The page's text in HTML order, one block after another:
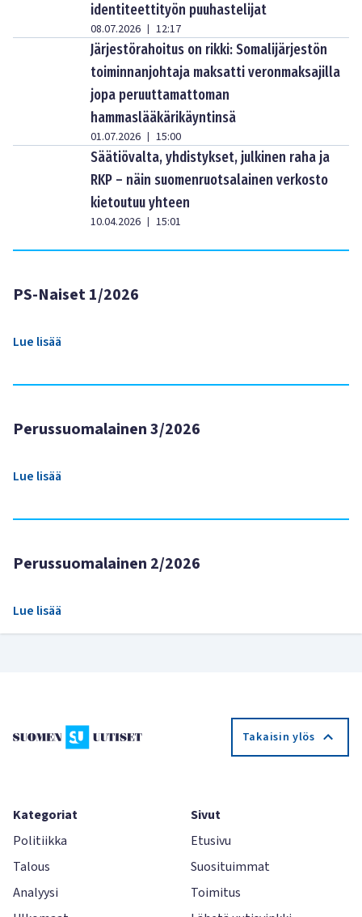
identiteettityön puuhastelijat
08.07.2026 | 12:17
Järjestörahoitus on rikki: Somalijärjestön
toiminnanjohtaja maksatti veronmaksajilla
jopa peruuttamattoman
hammaslääkärikäyntinsä
01.07.2026 | 15:00
Säätiövalta, yhdistykset, julkinen raha ja
RKP – näin suomenruotsalainen verkosto
kietoutuu yhteen
10.04.2026 | 15:01
PS-Naiset 1/2026
Lue lisää
Perussuomalainen 3/2026
Lue lisää
Perussuomalainen 2/2026
Lue lisää
Takaisin ylös
Kategoriat
Politiikka
Talous
Analyysi
Sivut
Etusivu
Suosituimmat
Toimitus